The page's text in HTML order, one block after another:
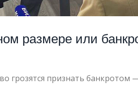
размере или
грозятся признать